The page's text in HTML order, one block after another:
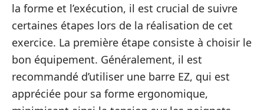
la forme et l’exécution, il est crucial de suivre
certaines étapes lors de la réalisation de cet
exercice. La première étape consiste à choisir le
bon équipement. Généralement, il est
recommandé d’utiliser une barre EZ, qui est
appréciée pour sa forme ergonomique,